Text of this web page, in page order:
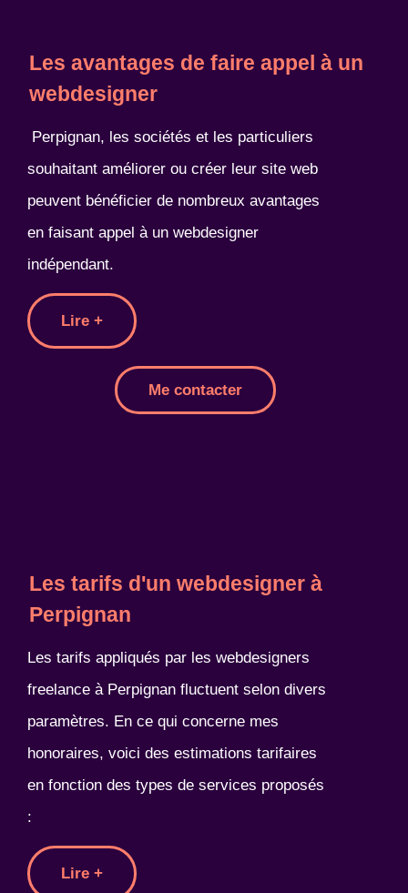
Les avantages de faire appel à un
webdesigner
Perpignan, les sociétés et les particuliers
souhaitant améliorer ou créer leur site web
peuvent bénéficier de nombreux avantages
en faisant appel à un webdesigner
indépendant.
Lire +
Me contacter
Les tarifs d'un webdesigner à
Perpignan
Les tarifs appliqués par les webdesigners
freelance à Perpignan fluctuent selon divers
paramètres. En ce qui concerne mes
honoraires, voici des estimations tarifaires
en fonction des types de services proposés
:
Lire +